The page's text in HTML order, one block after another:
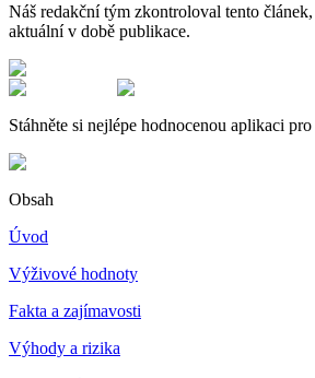
Náš redakční tým zkontroloval tento
aktuální v době publikace.
Stáhněte si nejlépe hodnocenou aplikaci
Obsah
Úvod
Výživové hodnoty
Fakta a zajímavosti
Výhody a rizika